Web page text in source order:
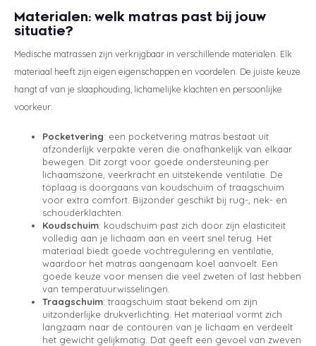
Materialen: welk matras past bij jouw
situatie?
Medische matrassen zijn verkrijgbaar in verschillende materialen. Elk
materiaal heeft zijn eigen eigenschappen en voordelen. De juiste keuze
hangt af van je slaaphouding, lichamelijke klachten en persoonlijke
voorkeur:
Pocketvering: een pocketvering matras bestaat uit
afzonderlijk verpakte veren die onafhankelijk van elkaar
bewegen. Dit zorgt voor goede ondersteuning per
lichaamszone, veerkracht en uitstekende ventilatie. De
toplaag is doorgaans van koudschuim of traagschuim
voor extra comfort. Bijzonder geschikt bij rug-, nek- en
schouderklachten.
Koudschuim: koudschuim past zich door zijn elasticiteit
volledig aan je lichaam aan en veert snel terug. Het
materiaal biedt goede vochtregulering en ventilatie,
waardoor het matras aangenaam koel aanvoelt. Een
goede keuze voor mensen die veel zweten of last hebben
van temperatuurwisselingen.
Traagschuim: traagschuim staat bekend om zijn
uitzonderlijke drukverlichting. Het materiaal vormt zich
langzaam naar de contouren van je lichaam en verdeelt
het gewicht gelijkmatig. Dat geeft een gevoel van zweven